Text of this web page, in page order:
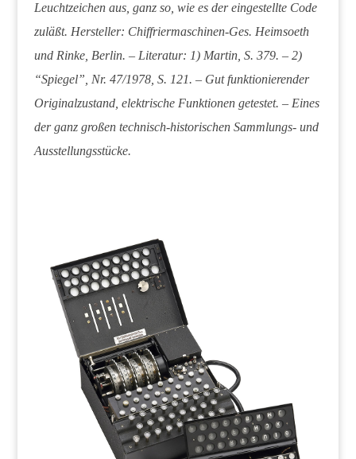
Leuchtzeichen aus, ganz so, wie es der eingestellte Code
zuläßt. Hersteller: Chiffriermaschinen-Ges. Heimsoeth
und Rinke, Berlin. – Literatur: 1) Martin, S. 379. – 2)
“Spiegel”, Nr. 47/1978, S. 121. – Gut funktionierender
Originalzustand, elektrische Funktionen getestet. – Eines
der ganz großen technisch-historischen Sammlungs- und
Ausstellungsstücke.